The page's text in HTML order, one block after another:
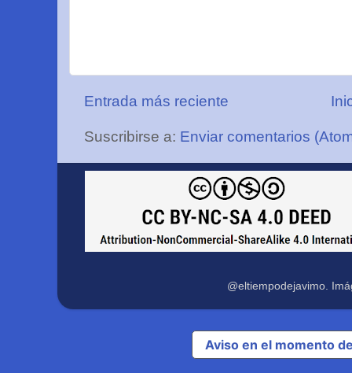
Entrada más reciente
Suscribirse a: Enviar comentarios
@eltiempodejavimo.
Aviso en el momento